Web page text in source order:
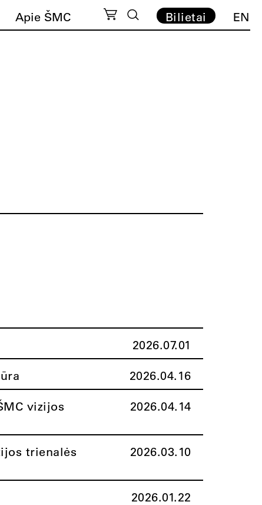
Apie ŠMC Bilietai EN
2026.07.01
2026.04.16
vizijos
2026.04.14
trienalės
2026.03.10
2026.01.22